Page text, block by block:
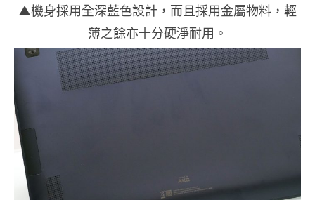
▲機身採用全深藍色設計，而且採用金屬物料，輕
薄之餘亦十分硬淨耐用。